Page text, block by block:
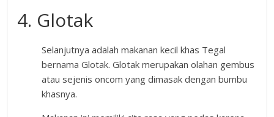
4. Glotak
Selanjutnya adalah makanan kecil khas Tegal
bernama Glotak. Glotak merupakan olahan gembus
atau sejenis oncom yang dimasak dengan bumbu
khasnya.